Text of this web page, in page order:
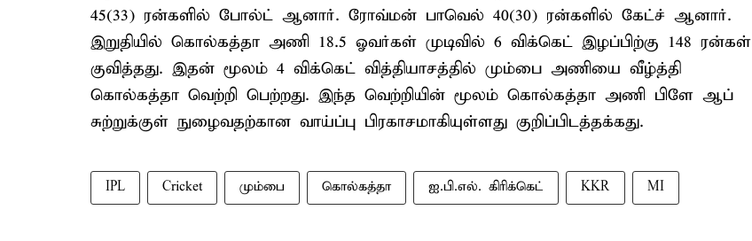
45(33) ரன்களில் போல்ட் ஆனார். ரோவ்மன் பாவெல் 40(30) ரன்களில் கேட்ச் ஆனார்.
இறுதியில் கொல்கத்தா அணி 18.5 ஓவர்கள் முடிவில் 6 விக்கெட் இழப்பிற்கு 148 ரன்கள்
குவித்தது. இதன் மூலம் 4 விக்கெட் வித்தியாசத்தில் மும்பை அணியை வீழ்த்தி
கொல்கத்தா வெற்றி பெற்றது. இந்த வெற்றியின் மூலம் கொல்கத்தா அணி பிளே ஆப்
சுற்றுக்குள் நுழைவதற்கான வாய்ப்பு பிரகாசமாகியுள்ளது குறிப்பிடத்தக்கது.
IPL Cricket மும்பை கொல்கத்தா ஐ.பி.எல். கிரிக்கெட் KKR MI